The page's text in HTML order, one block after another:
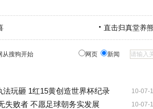
直击归真堂养
从搜狗开始 网页 新闻
10-07-
法玩砸 1红15黄创造世界杯纪录
10-07-
失败者 不愿足球朝务实发展